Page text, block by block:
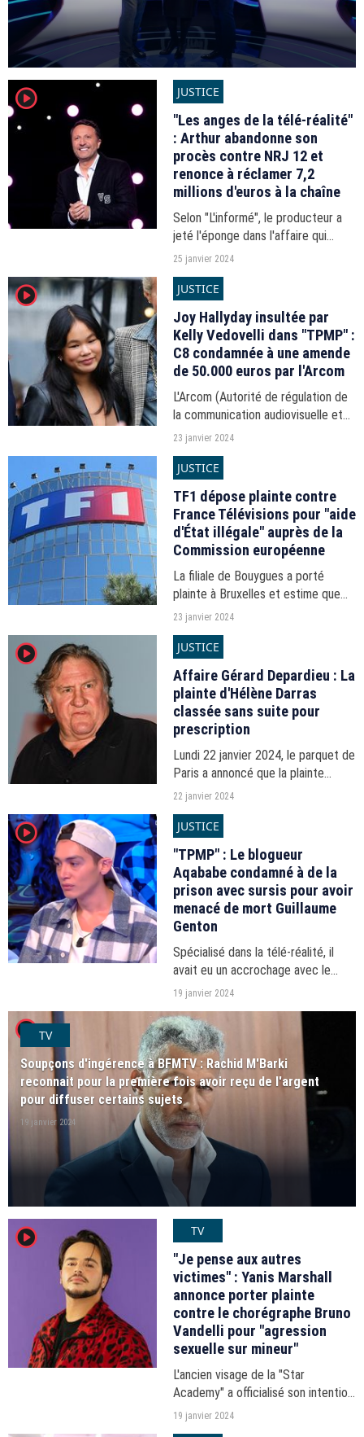
player2 JUSTICE
"Les anges de la télé-réalité"
: Arthur abandonne son
procès contre NRJ 12 et
renonce à réclamer 7,2
millions d'euros à la chaîne
Selon "L'informé", le producteur a
jeté l'éponge dans l'affaire qui
l'opposait à la chaîne du groupe de
25 janvier 2024
player2 JUSTICE
Joy Hallyday insultée par
Kelly Vedovelli dans "TPMP" :
C8 condamnée à une amende
de 50.000 euros par l'Arcom
L'Arcom (Autorité de régulation de
la communication audiovisuelle et
numérique) a condamné C8 à la
2023 par Joy Hallyday pour "injures
23 janvier 2024
JUSTICE
TF1 dépose plainte contre
France Télévisions pour "aide
d'État illégale" auprès de la
Commission européenne
La filiale de Bouygues a porté
plainte à Bruxelles et estime que
les faits reprochés à la télévision
23 janvier 2024
player2 JUSTICE
Affaire Gérard Depardieu : La
plainte d'Hélène Darras
classée sans suite pour
prescription
Lundi 22 janvier 2024, le parquet de
Paris a annoncé que la plainte
formulée par la comédienne Hélène
sexuelle à l'égard de Gérard
22 janvier 2024
player2 JUSTICE
"TPMP" : Le blogueur
Aqababe condamné à de la
prison avec sursis pour avoir
menacé de mort Guillaume
Genton
Spécialisé dans la télé-réalité, il
avait eu un accrochage avec le
chroniqueur de l'émission ce C8,
violemment agressé à son domicile.
19 janvier 2024
player2TV
Soupçons d'ingérence à BFMTV : Rachid M'Barki
reconnait pour la première fois avoir reçu de l'argent
pour diffuser certains sujets
19 janvier 2024
player2 TV
"Je pense aux autres
victimes" : Yanis Marshall
annonce porter plainte
contre le chorégraphe Bruno
Vandelli pour "agression
sexuelle sur mineur"
L'ancien visage de la "Star
Academy" a officialisé son intention
de dénoncer les actes dont il a été
19 janvier 2024